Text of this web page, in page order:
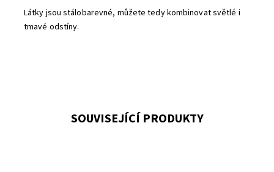
Látky jsou stálobarevné, můžete tedy kombinovat světlé i
tmavé odstíny.
SOUVISEJÍCÍ PRODUKTY